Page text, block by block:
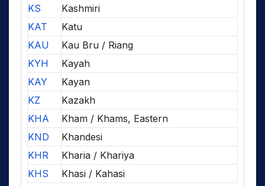
KS
Kashmiri
KAT
Katu
KAU
Kau Bru / Riang
KYH
Kayah
KAY
Kayan
KZ
Kazakh
KHA
Kham / Khams, Eastern
KND
Khandesi
KHR
Kharia / Khariya
KHS
Khasi / Kahasi